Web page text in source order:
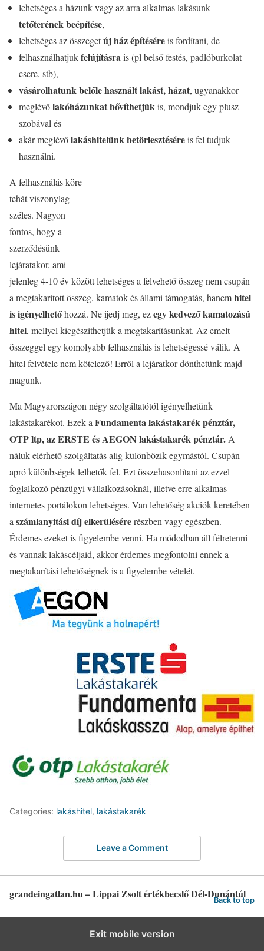
lehetséges a házunk vagy az arra alkalmas lakásunk
tetőterének beépítése,
lehetséges az összegetúj ház építéséreis fordítani, de
felhasználhatjukfelújításrais (pl belső festés, padlóburkolat
csere, stb),
vásárolhatunk belőle használt lakást, házat, ugyanakkor
meglévőlakóházunkat bővíthetjükis, mondjuk egy plusz
szobával és
akár meglévőlakáshitelünk betörlesztéséreis fel tudjuk
használni.
A felhasználás köre
tehát viszonylag
széles. Nagyon
fontos, hogy a
szerződésünk
lejáratakor, ami
jelenleg 4-10 év között lehetséges a felvehető összeg nem csupán
a megtakarított összeg, kamatok és állami támogatás, hanemhitel
is igényelhetőhozzá. Ne ijedj meg, ezegy kedvező kamatozású
hitel, mellyel kiegészíthetjük a megtakarításunkat. Az emelt
összeggel egy komolyabb felhasználás is lehetségessé válik. A
hitel felvétele nem kötelező! Erről a lejáratkor dönthetünk majd
magunk.
Ma Magyarországon négy szolgáltatótól igényelhetünk
lakástakarékot. Ezek a Fundamenta lakástakarék pénztár,
OTP ltp, az ERSTE és AEGON lakástakarék pénztár. A
náluk elérhető szolgáltatás alig különbözik egymástól. Csupán
apró különbségek lelhetők fel. Ezt összehasonlítani az ezzel
foglalkozó pénzügyi vállalkozásoknál, illetve erre alkalmas
internetes portálokon lehetséges. Van lehetőség akciók keretében
a számlanyitási díj elkerülésérerészben vagy egészben.
Érdemes ezeket is figyelembe venni. Ha módodban áll félretenni
és vannak lakáscéljaid, akkor érdemes megfontolni ennek a
megtakarítási lehetőségnek is a figyelembe vételét.
Categories: lakáshitel, lakástakarék
Leave a Comment
grandeingatlan.hu – Lippai Zsolt értékbecslő Dél-Dunántúl
Back to top
Exit mobile version